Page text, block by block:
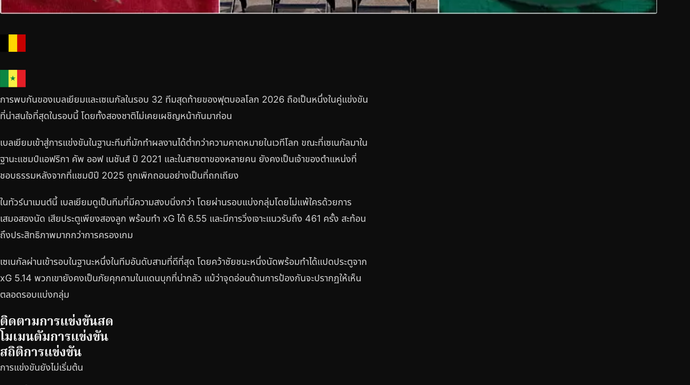
การพบกันของเบลเยียมและเซเนกัลในรอบ 32 ทีมสุดท้ายของฟุตบอลโลก 2026 ถือเป็นหนึ่งในคู่แข่งขัน
ที่น่าสนใจที่สุดในรอบนี้ โดยทั้งสองชาติไม่เคยเผชิญหน้ากันมาก่อน
เบลเยียมเข้าสู่การแข่งขันในฐานะทีมที่มักทำผลงานได้ต่ำกว่าความคาดหมายในเวทีโลก ขณะที่เซเนกัลมาใน
ฐานะแชมป์แอฟริกา คัพ ออฟ เนชันส์ ปี 2021 และในสายตาของหลายคน ยังคงเป็นเจ้าของตำแหน่งที่
ชอบธรรมหลังจากที่แชมป์ปี 2025 ถูกเพิกถอนอย่างเป็นที่ถกเถียง
ในทัวร์นาเมนต์นี้ เบลเยียมดูเป็นทีมที่มีความสงบนิ่งกว่า โดยผ่านรอบแบ่งกลุ่มโดยไม่แพ้ใครด้วยการ
เสมอสองนัด เสียประตูเพียงสองลูก พร้อมทำ xG ได้ 6.55 และมีการวิ่งเจาะแนวรับถึง 461 ครั้ง สะท้อน
ถึงประสิทธิภาพมากกว่าการครองเกม
เซเนกัลผ่านเข้ารอบในฐานะหนึ่งในทีมอันดับสามที่ดีที่สุด โดยคว้าชัยชนะหนึ่งนัดพร้อมทำได้แปดประตูจาก
xG 5.14 พวกเขายังคงเป็นภัยคุกคามในแดนบุกที่น่ากลัว แม้ว่าจุดอ่อนด้านการป้องกันจะปรากฏให้เห็น
ตลอดรอบแบ่งกลุ่ม
ติดตามการแข่งขันสด
โมเมนตัมการแข่งขัน
สถิติการแข่งขัน
การแข่งขันยังไม่เริ่มต้น